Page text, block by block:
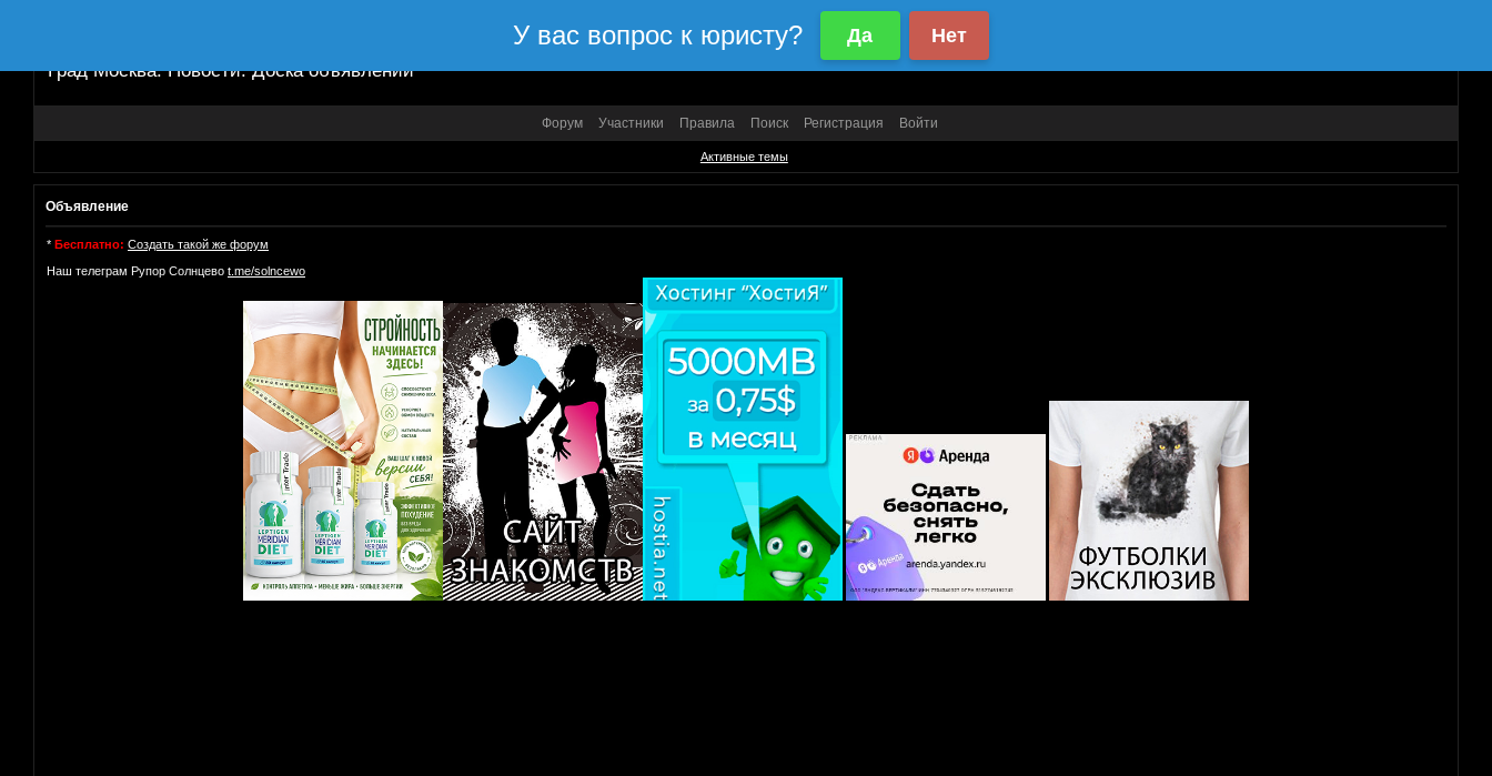
Град Москва. Новости. Доска объявлений
Форум Участники Правила Поиск Регистрация Войти
Активные темы
Объявление
* Бесплатно: Создать такой же форум
Наш телеграм Рупор Солнцево t.me/solncewo